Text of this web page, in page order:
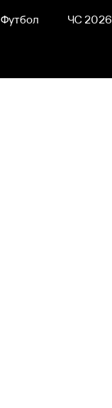
Футбол ЧС 2026